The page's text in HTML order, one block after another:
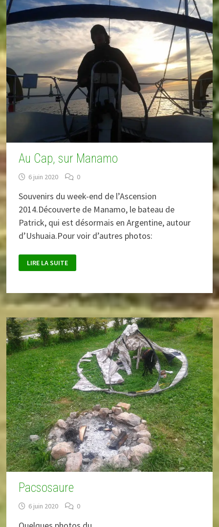
Au Cap, sur Manamo
6 juin 2020 0
Souvenirs du week-end de l’Ascension
2014.Découverte de Manamo, le bateau de
Patrick, qui est désormais en Argentine, autour
d’Ushuaia.Pour voir d’autres photos:
CAP,
SUR
LIRE LA SUITE
Pacsosaure
6 juin 2020 0